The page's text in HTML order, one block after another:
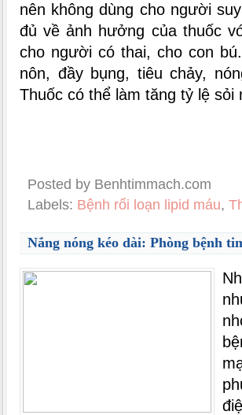
nên không dùng cho người
đủ về ảnh hưởng của thuốc
cho người có thai, cho con
nôn, đầy bụng, tiêu chảy,
Thuốc có thể làm tăng tỷ lệ sỏi
Posted by Benhtimmach.com
Labels: Bệnh rối loạn lipid máu,
Nắng nóng kéo dài: Phòng bệnh